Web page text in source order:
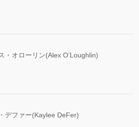
・オローリン(Alex O’Loughlin)
デファー(Kaylee DeFer)